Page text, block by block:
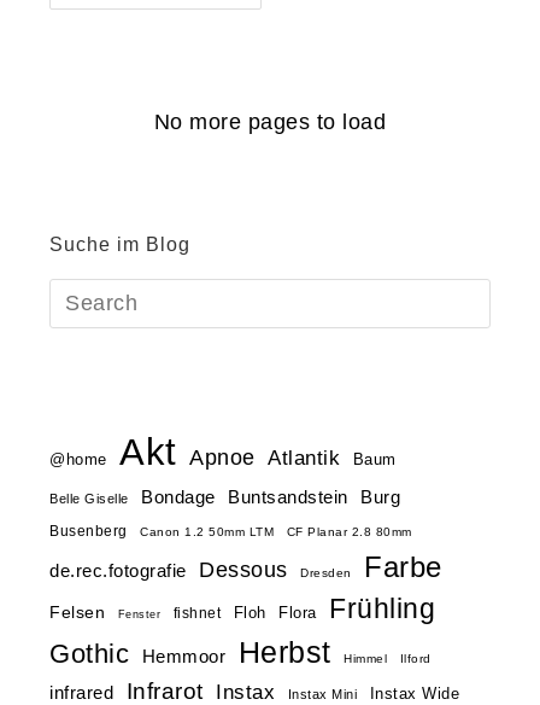
No more pages to load
Suche im Blog
@home Akt Apnoe Atlantik Baum
Belle Giselle Bondage Buntsandstein Burg
Busenberg Canon 1.2 50mm LTM CF Planar 2.8 80mm
de.rec.fotografie Dessous Dresden Farbe
Felsen Fenster fishnet Floh Flora Frühling
Gothic Hemmoor Herbst Himmel Ilford
infrared Infrarot Instax Instax Mini
Instax Wide